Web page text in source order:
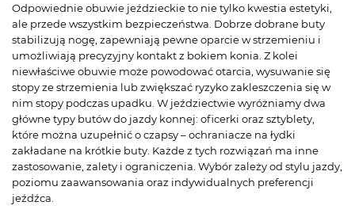
Odpowiednie obuwie jeździeckie to nie tylko kwestia estetyki,
ale przede wszystkim bezpieczeństwa. Dobrze dobrane buty
stabilizują nogę, zapewniają pewne oparcie w strzemieniu i
umożliwiają precyzyjny kontakt z bokiem konia. Z kolei
niewłaściwe obuwie może powodować otarcia, wysuwanie się
stopy ze strzemienia lub zwiększać ryzyko zakleszczenia się w
nim stopy podczas upadku. W jeździectwie wyróżniamy dwa
główne typy butów do jazdy konnej: oficerki oraz sztyblety,
które można uzupełnić o czapsy – ochraniacze na łydki
zakładane na krótkie buty. Każde z tych rozwiązań ma inne
zastosowanie, zalety i ograniczenia. Wybór zależy od stylu jazdy,
poziomu zaawansowania oraz indywidualnych preferencji
jeźdźca.